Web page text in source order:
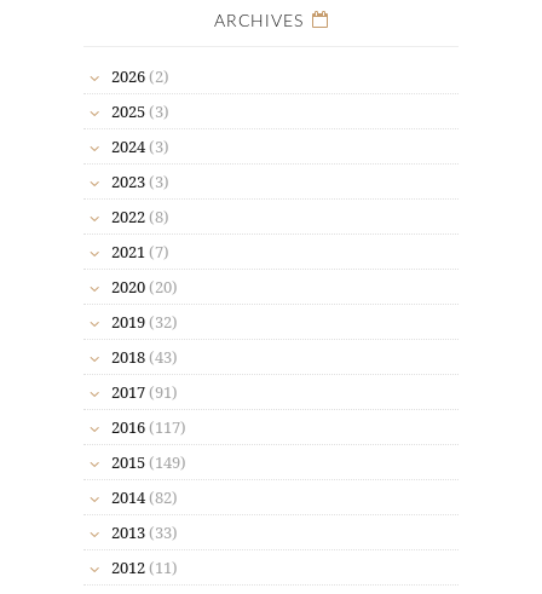
ARCHIVES
2026 (2)
2025 (3)
2024 (3)
2023 (3)
2022 (8)
2021 (7)
2020 (20)
2019 (32)
2018 (43)
2017 (91)
2016 (117)
2015 (149)
2014 (82)
2013 (33)
2012 (11)